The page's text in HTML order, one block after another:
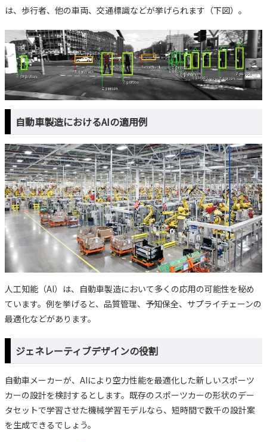
は、歩行者、他の車両、交通標識などが挙げられます（下図）。
自動車製造におけるAIの適用例
人工知能（AI）は、自動車製造において多くの応用の可能性を秘め
ています。例を挙げると、品質管理、予知保全、サプライチェーンの
最適化などがあります。
ジェネレーティブデザインの役割
自動車メーカーが、AIにより空力性能を最適化した新しいスポーツ
カーの設計を検討するとします。既存のスポーツカーの形状のデー
タセットで学習させた機械学習モデルなら、短時間で数千の設計案
を生成できるでしょう。